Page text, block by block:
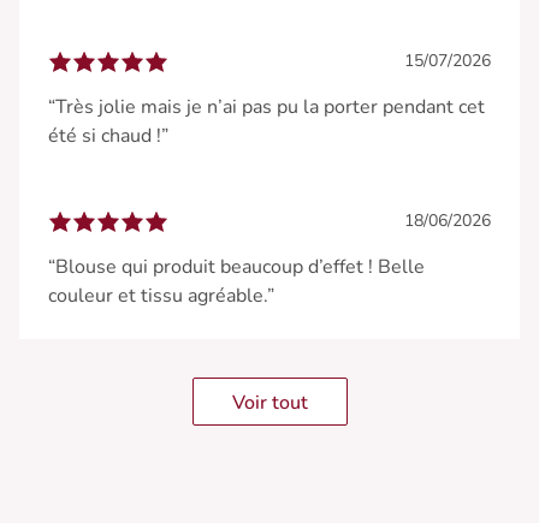
15/07/2026
“Très jolie mais je n’ai pas pu la porter pendant cet
été si chaud !”
18/06/2026
“Blouse qui produit beaucoup d’effet ! Belle
couleur et tissu agréable.”
Voir tout